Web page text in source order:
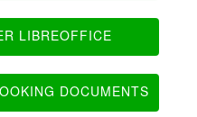
LIBREOFFICE
DOCUMENTS